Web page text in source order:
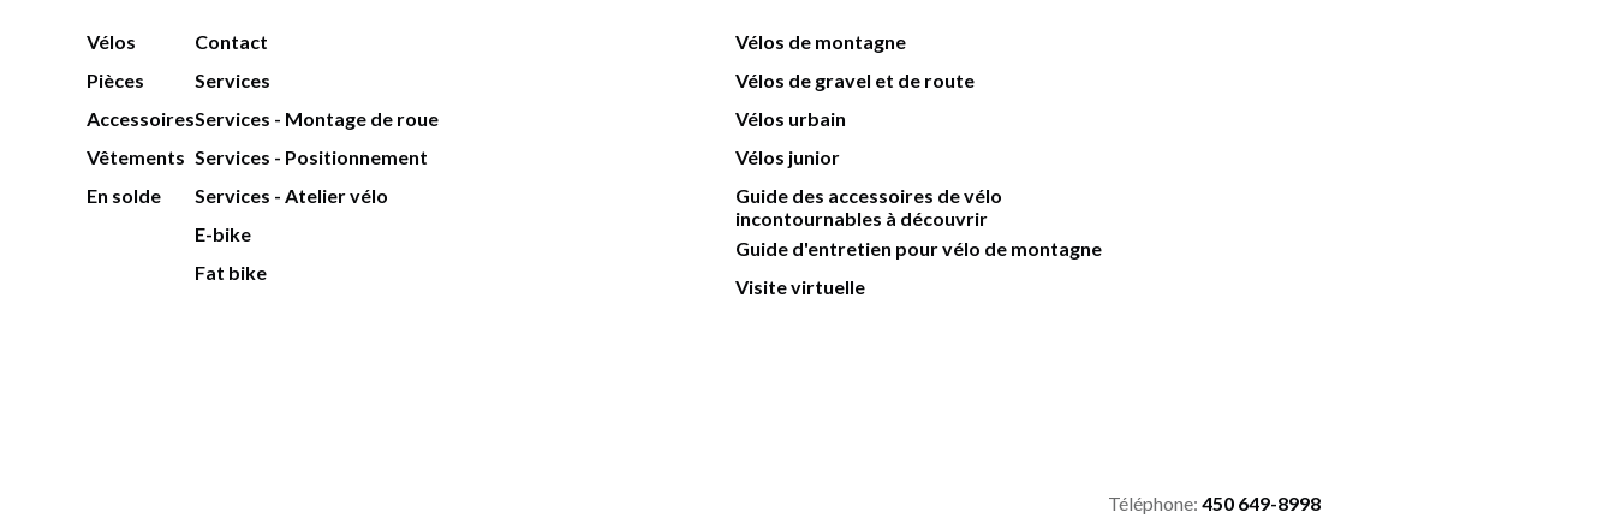
Vélos
Pièces
Accessoires
Vêtements
En solde
Contact
Services
Services - Montage de roue
Services - Positionnement
Services - Atelier vélo
E-bike
Fat bike
Vélos de montagne
Vélos de gravel et de route
Vélos urbain
Vélos junior
Guide des accessoires de vélo
incontournables à découvrir
Guide d'entretien pour vélo de montagne
Visite virtuelle
Téléphone: 450 649-8998